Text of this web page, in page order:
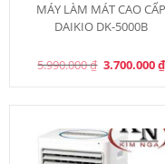
MÁY LÀM MÁT CAO CẤP
DAIKIO DK-5000B
5.990.000₫ Original
price
3.700.000₫